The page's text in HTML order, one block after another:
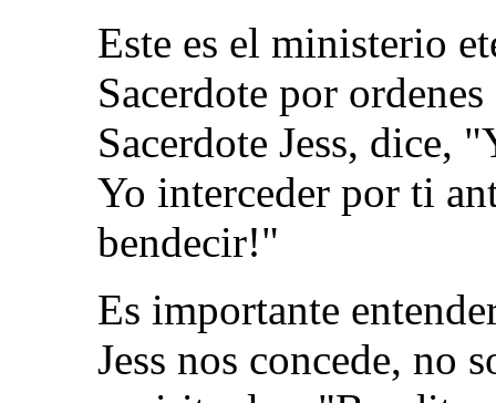
Este es el ministerio
Sacerdote por
Sacerdote Jess, dice,
Yo interceder por ti
bendecir!"
Es importante
Jess nos concede, no